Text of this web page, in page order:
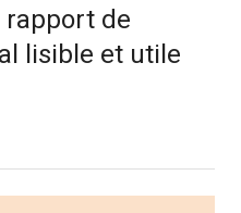
de
lisible et utile